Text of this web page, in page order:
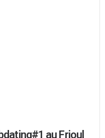
au Frioul